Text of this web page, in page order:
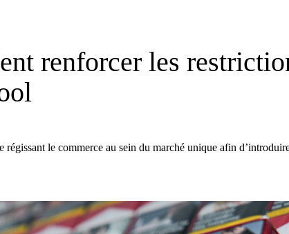
renforcer les
le commerce au sein du marché unique afin